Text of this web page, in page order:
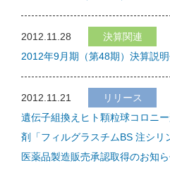
2012.11.28
決算関連
2012年9月期（第48期）決算説
2012.11.21
リリース
遺伝子組換えヒト顆粒球コロニ
剤「フィルグラスチムBS 注シリ
医薬品製造販売承認取得のお知